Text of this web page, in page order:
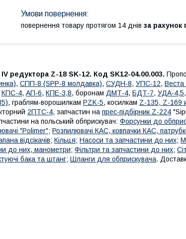
повернення товару протягом 14 днів за рахунок
редуктора Z-18 SK-12. Код SK12-04.00.003.
, СПП-8 (SPP-8 молдавка), СУДН-8, УПС-12, Веста
КПС-4, АП-6, КПЕ-3,8, боронам ДМТ-4, БДТ-7, УДА-4,5,
, граблям-ворошилкам PZK-5, косилкам Z-135, Z-169
2ПТС-4, запчастин на прес-підбірник Z-224
на польський обприскувач: Форсунки до
"Polimer"; Розпилювачі КАС, ковпачки КАС,
відсікачів; Кільця; Насоси та запчастини до них;
до них, манометри; Фільтри та запчастини до них;
бака та штанг; Шланги для обприскувача.